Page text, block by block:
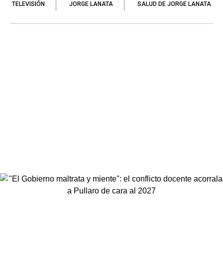
TELEVISIÓN JORGE LANATA SALUD DE JORGE LANATA